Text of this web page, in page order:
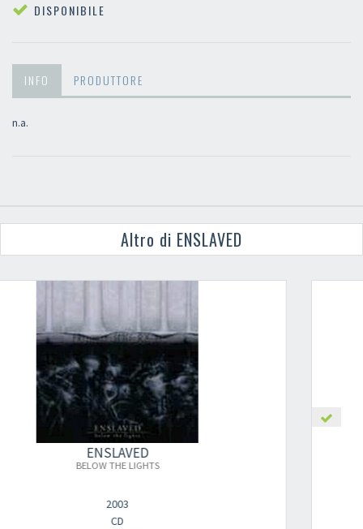
DISPONIBILE
INFO PRODUTTORE
n.a.
Altro di ENSLAVED